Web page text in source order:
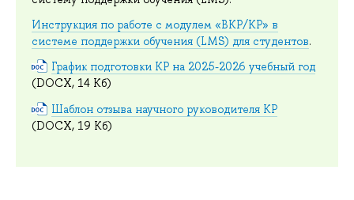
Инструкция по работе с модулем «ВКР/КР» в
системе поддержки обучения (LMS) для студентов.
График подготовки КР на 2025-2026 учебный год
(DOCX, 14 Кб)
Шаблон отзыва научного руководителя КР
(DOCX, 19 Кб)